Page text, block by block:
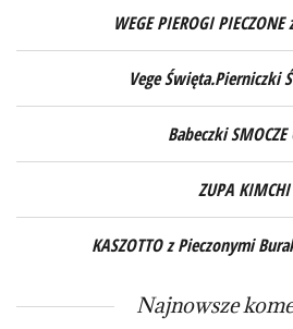
WEGE PIEROGI
Vege Święta.Pierniczki
Babeczki SMOCZE
ZUPA KIMCHI
KASZOTTO z Pieczonymi
Najnowsze